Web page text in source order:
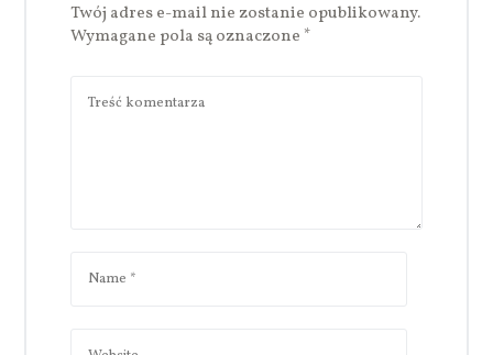
Twój adres e-mail nie zostanie opublikowany.
Wymagane pola są oznaczone *